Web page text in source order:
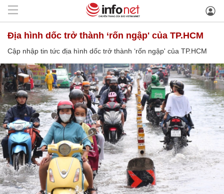
địa hình dốc trở thành ‘rốn ngập' của TP.HCM
Cập nhập tin tức địa hình dốc trở thành ‘rốn ngập' của TP.HCM